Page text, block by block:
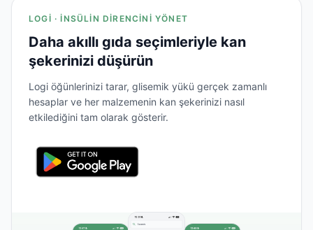
LOGI · İNSÜLIN DIRENCINI YÖNET
Daha akıllı gıda seçimleriyle kan
şekerinizi düşürün
Logi öğünlerinizi tarar, glisemik yükü gerçek zamanlı
hesaplar ve her malzemenin kan şekerinizi nasıl
etkilediğini tam olarak gösterir.